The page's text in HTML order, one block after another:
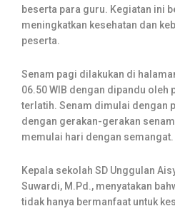
beserta para guru. Kegiatan ini
meningkatkan kesehatan dan
peserta.
Senam pagi dilakukan di
06.50 WIB dengan dipandu oleh
terlatih. Senam dimulai dengan
dengan gerakan-gerakan
memulai hari dengan semangat.
Kepala sekolah SD Unggulan
Suwardi, M.Pd., menyatakan
tidak hanya bermanfaat untuk